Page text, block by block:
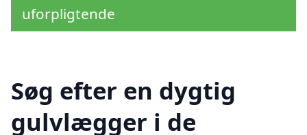
uforpligtende
Søg efter en dygtig
gulvlægger i de